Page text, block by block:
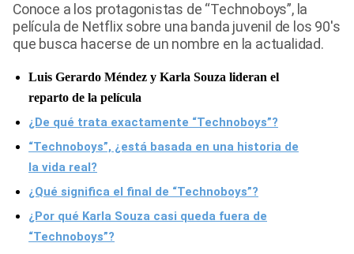
Tendencias Mix
Conoce a los protagonistas de “Technoboys”, la
película de Netflix sobre una banda juvenil de los 90′s
que busca hacerse de un nombre en la actualidad.
Luis Gerardo Méndez y Karla Souza lideran el
reparto de la película
¿De qué trata exactamente “Technoboys”?
“Technoboys”, ¿está basada en una historia de
la vida real?
¿Qué significa el final de “Technoboys”?
¿Por qué Karla Souza casi queda fuera de
“Technoboys”?